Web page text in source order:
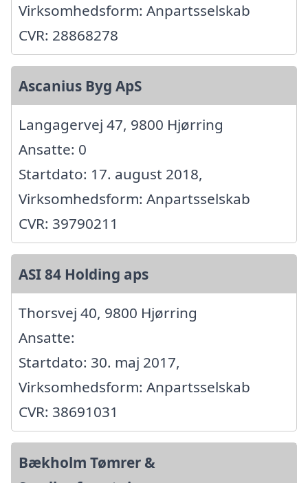
Virksomhedsform: Anpartsselskab
CVR: 28868278
Ascanius Byg ApS
Langagervej 47, 9800 Hjørring
Ansatte: 0
Startdato: 17. august 2018,
Virksomhedsform: Anpartsselskab
CVR: 39790211
ASI 84 Holding aps
Thorsvej 40, 9800 Hjørring
Ansatte:
Startdato: 30. maj 2017,
Virksomhedsform: Anpartsselskab
CVR: 38691031
Bækholm Tømrer &